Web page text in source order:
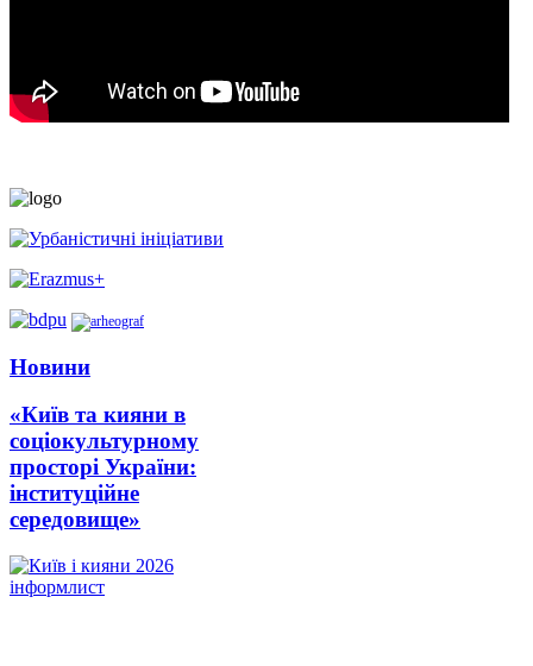
Новини
«Київ та кияни в
соціокультурному
просторі України:
інституційне
середовище»